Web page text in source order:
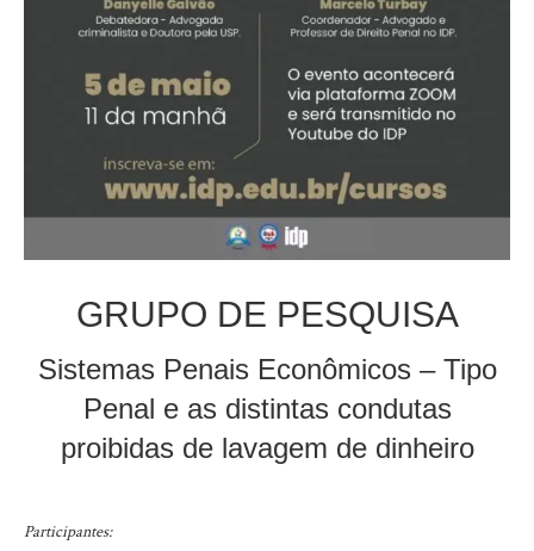
GRUPO DE PESQUISA
Sistemas Penais Econômicos – Tipo
Penal e as distintas condutas
proibidas de lavagem de dinheiro
Participantes: